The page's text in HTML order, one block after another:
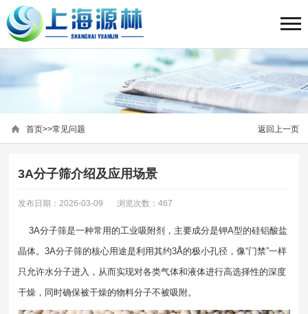
返回上一页
首页>>常见问题
3A分子筛介绍及应用场景
发布日期：2026-03-09 浏览次数：467
3A分子筛是一种常用的工业吸附剂，主要成分是钾A型的硅铝酸盐
晶体。3A分子筛的核心用途是利用其约3Å的极小孔径，像“门禁”一样
只允许水分子进入，从而实现对各类气体和液体进行高选择性的深度
干燥，同时确保被干燥的物料分子不被吸附。